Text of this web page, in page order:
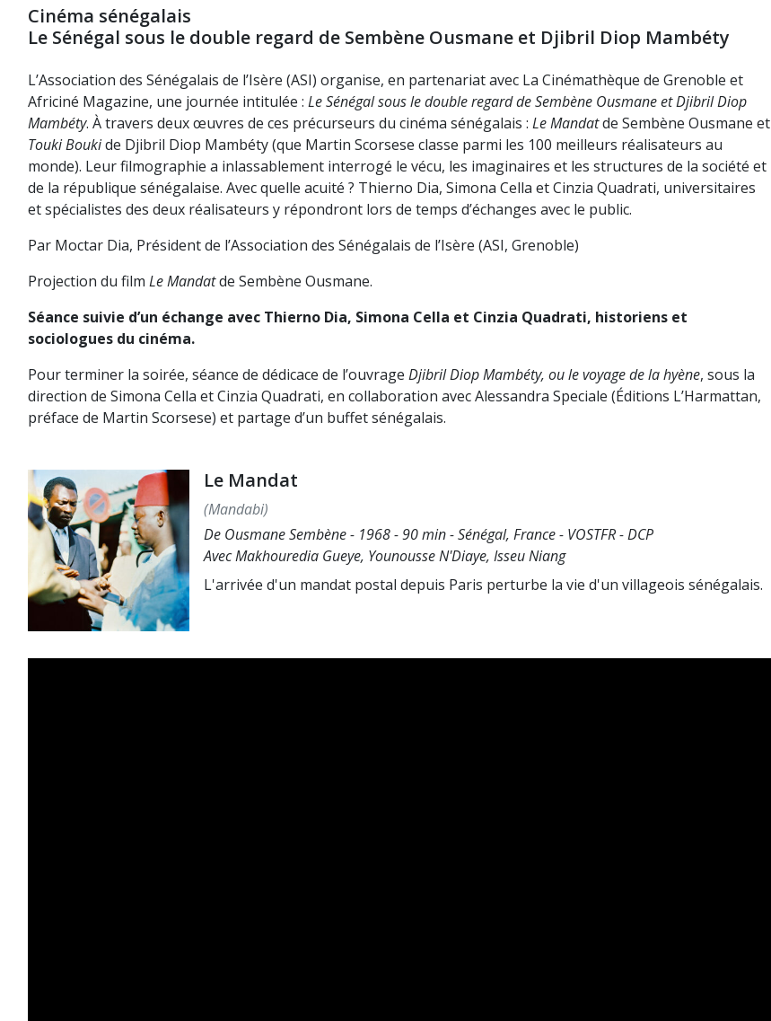
Cinéma sénégalais
Le Sénégal sous le double regard de Sembène Ousmane et Djibril Diop Mambéty
L’Association des Sénégalais de l’Isère (ASI) organise, en partenariat avec La Cinémathèque de Grenoble et
Africiné Magazine, une journée intitulée : Le Sénégalsous le double regard deSembène Ousmane et DjibrilDiop
Mambéty. À travers deux œuvres de ces précurseurs du cinéma sénégalais : Le Mandatde Sembène Ousmane et
Touki Boukide Djibril Diop Mambéty (que Martin Scorsese classe parmi les 100 meilleurs réalisateurs au
monde). Leur filmographie a inlassablement interrogé le vécu, les imaginaires et les structures de la société et
de la république sénégalaise. Avec quelle acuité ? Thierno Dia, Simona Cella et Cinzia Quadrati, universitaires
et spécialistes des deux réalisateurs y répondront lors de temps d’échanges avec le public.
Par Moctar Dia, Président de l’Association des Sénégalais de l’Isère (ASI, Grenoble)
Projection du film Le Mandatde Sembène Ousmane.
Séance suivie d’un échange avec Thierno Dia, Simona Cella et Cinzia Quadrati, historiens et
sociologues du cinéma.
Pour terminer la soirée, séance de dédicace de l’ouvrage Djibril Diop Mambéty, ou le voyage de la hyène, sous la
direction de Simona Cella et Cinzia Quadrati, en collaboration avec Alessandra Speciale (Éditions L’Harmattan,
préface de Martin Scorsese) et partage d’un buffet sénégalais.
Le Mandat
(Mandabi)
De Ousmane Sembène - 1968 - 90 min - Sénégal, France - VOSTFR - DCP
Avec Makhouredia Gueye, Younousse N'Diaye, Isseu Niang
L'arrivée d'un mandat postal depuis Paris perturbe la vie d'un villageois sénégalais.